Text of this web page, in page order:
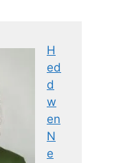
H
ed
d
w
en
N
e